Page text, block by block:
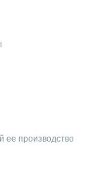
производство